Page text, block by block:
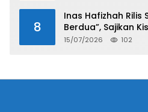
8
Inas Hafizhah Rilis
Berdua”, Sajikan
dan Easy Listening
15/07/2026 102